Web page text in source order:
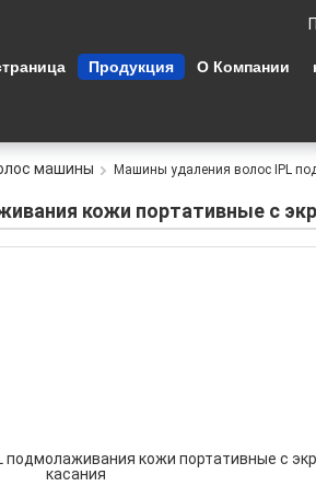
Продукция О Компании
машины Машины удаления волос IPL
кожи портативные с